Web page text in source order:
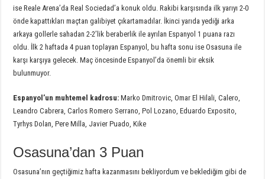
ise Reale Arena’da Real Sociedad’a konuk oldu. Rakibi karşısında ilk yarıyı 2-0
önde kapattıkları maçtan galibiyet çıkartamadılar. İkinci yarıda yediği arka
arkaya gollerle sahadan 2-2’lik beraberlik ile ayrılan Espanyol 1 puana razı
oldu. İlk 2 haftada 4 puan toplayan Espanyol, bu hafta sonu ise Osasuna ile
karşı karşıya gelecek. Maç öncesinde Espanyol’da önemli bir eksik
bulunmuyor.
Espanyol’un muhtemel kadrosu:Marko Dmitrovic, Omar El Hilali, Calero,
Leandro Cabrera, Carlos Romero Serrano, Pol Lozano, Eduardo Exposito,
Tyrhys Dolan, Pere Milla, Javier Puado, Kike
Osasuna’dan 3 Puan
Osasuna’nın geçtiğimiz hafta kazanmasını bekliyordum ve beklediğim gibi de